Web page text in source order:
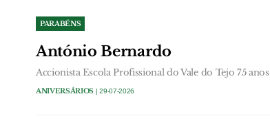
PARABÉNS
António Bernardo
Accionista Escola Profissional do Vale do Tejo 75 anos
ANIVERSÁRIOS | 29-07-2026